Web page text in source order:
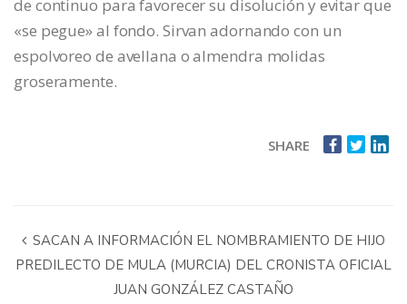
de continuo para favorecer su disolución y evitar que
«se pegue» al fondo. Sirvan adornando con un
espolvoreo de avellana o almendra molidas
groseramente.
SHARE
SACAN A INFORMACIÓN EL NOMBRAMIENTO DE HIJO
PREDILECTO DE MULA (MURCIA) DEL CRONISTA OFICIAL
JUAN GONZÁLEZ CASTAÑO